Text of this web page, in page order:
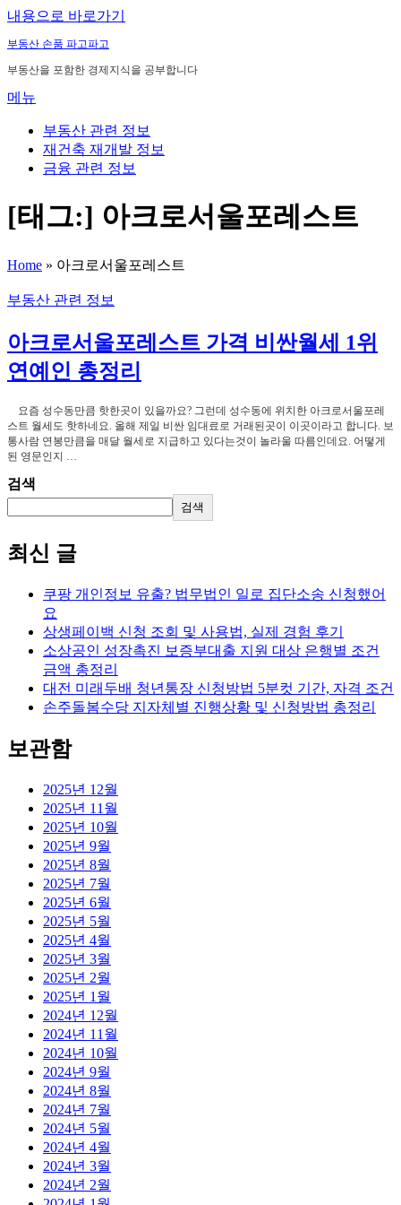
내용으로 바로가기
부동산 손품 파고파고
부동산을 포함한 경제지식을 공부합니다
메뉴
부동산 관련 정보
재건축 재개발 정보
금융 관련 정보
[태그:] 아크로서울포레스트
Home » 아크로서울포레스트
부동산 관련 정보
아크로서울포레스트 가격 비싼월세 1위
연예인 총정리
요즘 성수동만큼 핫한곳이 있을까요? 그런데 성수동에 위치한 아크로서울포레
스트 월세도 핫하네요. 올해 제일 비싼 임대료로 거래된곳이 이곳이라고 합니다. 보
통사람 연봉만큼을 매달 월세로 지급하고 있다는것이 놀라울 따름인데요. 어떻게
된 영문인지 …
검색
검색
최신 글
쿠팡 개인정보 유출? 법무법인 일로 집단소송 신청했어
요
상생페이백 신청 조회 및 사용법, 실제 경험 후기
소상공인 성장촉진 보증부대출 지원 대상 은행별 조건
금액 총정리
대전 미래두배 청년통장 신청방법 5분컷 기간, 자격 조건
손주돌봄수당 지자체별 진행상황 및 신청방법 총정리
보관함
2025년 12월
2025년 11월
2025년 10월
2025년 9월
2025년 8월
2025년 7월
2025년 6월
2025년 5월
2025년 4월
2025년 3월
2025년 2월
2025년 1월
2024년 12월
2024년 11월
2024년 10월
2024년 9월
2024년 8월
2024년 7월
2024년 5월
2024년 4월
2024년 3월
2024년 2월